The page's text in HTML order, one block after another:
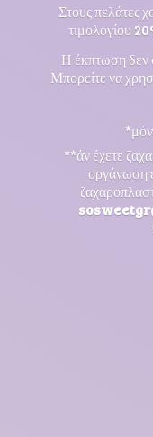
Στους πελάτες
τιμολογίου
Η έκπτωση δεν
Μπορείτε να
**άν έχετε
οργάνωση